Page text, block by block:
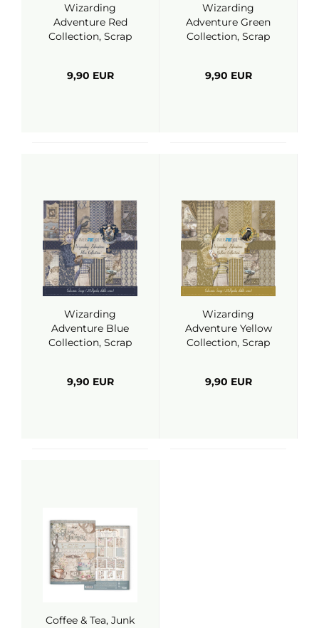
Wizarding
Adventure Red
Collection, Scrap
9,90 EUR
Wizarding
Adventure Green
Collection, Scrap
9,90 EUR
Wizarding
Adventure Blue
Collection, Scrap
9,90 EUR
Wizarding
Adventure Yellow
Collection, Scrap
9,90 EUR
Coffee & Tea, Junk